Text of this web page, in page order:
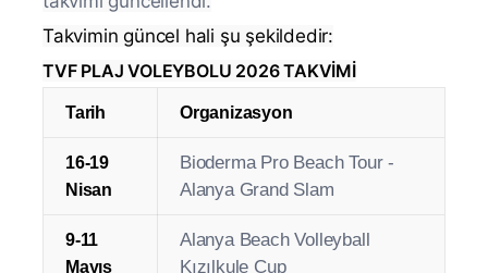
Türkiye Voleybol Federasyonu tarafından
organize edilen 2026 Plaj Voleybolu sezonu
Takvimin güncel hali şu şekildedir: